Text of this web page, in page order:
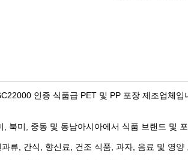
인증 식품급 PET 및 PP 포장 제조업체
, 북미, 중동 및 동남아시아에서 식품 브랜드 및
류, 간식, 향신료, 건조 식품, 과자, 음료 및 영양